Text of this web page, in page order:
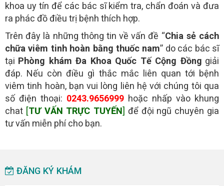
khoa uy tín để các bác sĩ kiểm tra, chẩn đoán và đưa
ra phác đồ điều trị bệnh thích hợp.
Trên đây là những thông tin về vấn đề “Chia sẻ cách
chữa viêm tinh hoàn bằng thuốc nam” do các bác sĩ
tại Phòng khám Đa Khoa Quốc Tế Cộng Đồng giải
đáp. Nếu còn điều gì thắc mắc liên quan tới bệnh
viêm tinh hoàn, bạn vui lòng liên hệ với chúng tôi qua
số điện thoại: 0243.9656999 hoặc nhấp vào khung
chat [TƯ VẤN TRỰC TUYẾN] để đội ngũ chuyên gia
tư vấn miễn phí cho bạn.
ĐĂNG KÝ KHÁM